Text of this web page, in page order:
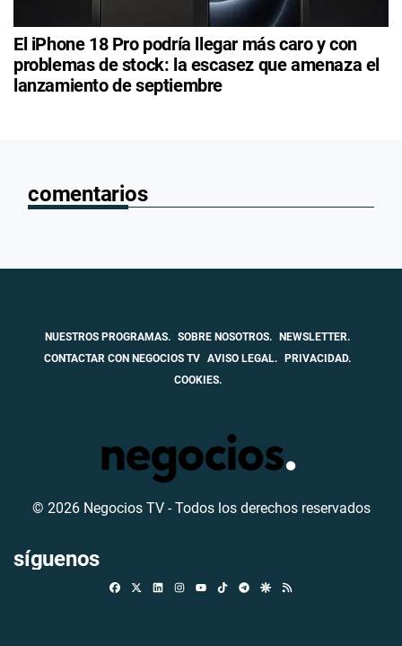
El iPhone 18 Pro podría llegar más caro y con
problemas de stock: la escasez que amenaza el
lanzamiento de septiembre
comentarios
NUESTROS PROGRAMAS. SOBRE NOSOTROS.
NEWSLETTER.
CONTACTAR CON NEGOCIOS TV AVISO LEGAL.
PRIVACIDAD.
COOKIES.
© 2026 Negocios TV - Todos los derechos reservados
síguenos
FacebookLinkedinInstagramTikTokTelegramGoogle Discover